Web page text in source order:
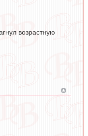
возрастную